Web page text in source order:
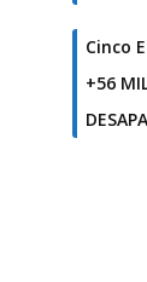
Cinco
+56